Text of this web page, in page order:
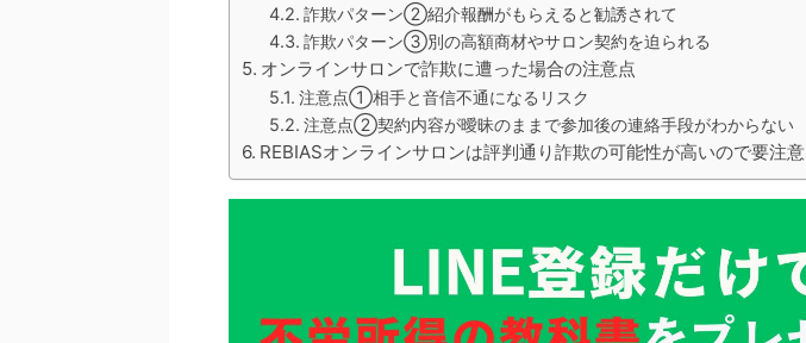
詐欺パターン②紹介報酬がもらえると勧誘されて
詐欺パターン③別の高額商材やサロン契約を迫られる
オンラインサロンで詐欺に遭った場合の注意点
注意点①相手と音信不通になるリスク
注意点②契約内容が曖昧のままで参加後の連絡手段がわからない
REBIASオンラインサロンは評判通り詐欺の可能性が高いので要注意